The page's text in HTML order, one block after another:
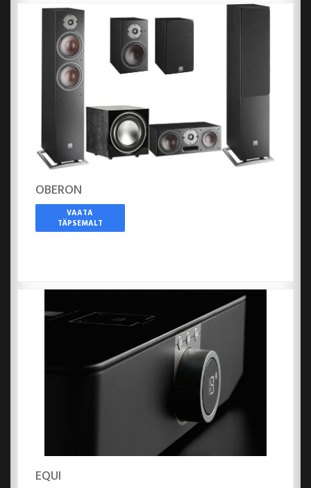
OBERON
VAATA
TÄPSEMALT
EQUI